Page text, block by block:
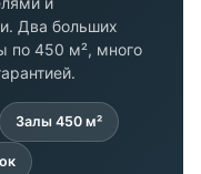
Два больших
по 450 м², много
Залы 450 м²